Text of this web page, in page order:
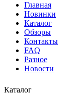
Главная
Новинки
Каталог
Обзоры
Контакты
FAQ
Разное
Новости
Каталог